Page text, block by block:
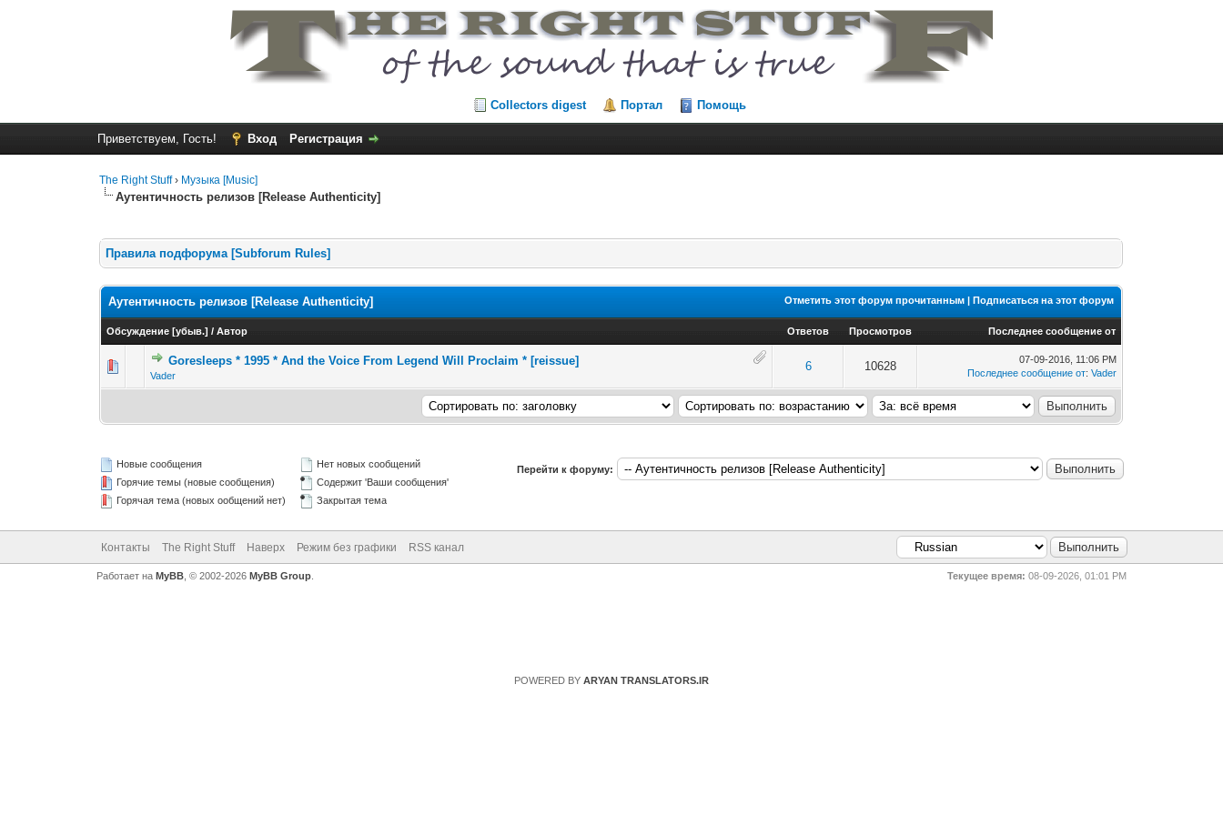
Collectors digest Портал Помощь
Приветствуем, Гость! Вход Регистрация
The Right Stuff› Музыка [Music]
Аутентичность релизов [Release Authenticity]
Правила подфорума [Subforum Rules]
Отметить этот форум прочитанным |Подписаться на этот форум
Аутентичность релизов [Release Authenticity]
Обсуждение [убыв.] /Автор Ответов Просмотров Последнее сообщение от
Goresleeps * 1995 * And the Voice From Legend Will Proclaim * [reissue]
Vader
6 10628
07-09-2016, 11:06 PM
Последнее сообщение от:Vader
Новые сообщения
Горячие темы (новые сообщения)
Горячая тема (новых ообщений нет)
Нет новых сообщений
Содержит 'Ваши сообщения'
Закрытая тема
Перейти к форуму:
Контакты The Right Stuff Наверх Режим без графики RSS канал
Текущее время: 08-09-2026, 01:01 PM
Работает на MyBB, © 2002-2026 MyBB Group.
POWERED BY ARYAN TRANSLATORS.IR